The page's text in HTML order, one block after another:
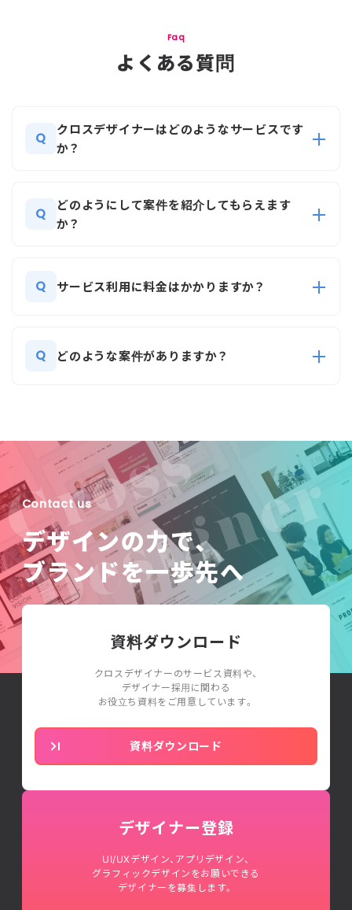
Faq
よくある質問
Q
クロスデザイナーはどのようなサービスです
か？
Q
どのようにして案件を紹介してもらえます
か？
Q サービス利用に料金はかかりますか？
Q どのような案件がありますか？
Contact us
デザインの力で、
ブランドを一歩先へ
資料ダウンロード
クロスデザイナーのサービス資料や、
デザイナー採用に関わる
お役立ち資料をご用意しています。
資料ダウンロード
デザイナー登録
UI/UXデザイン、アプリデザイン、
グラフィックデザインをお願いできる
デザイナーを募集します。